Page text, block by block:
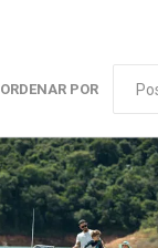
ORDENAR POR